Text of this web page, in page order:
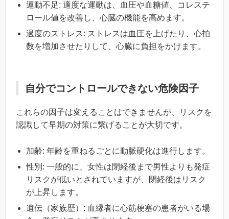
運動不足: 適度な運動は、血圧や血糖値、コレステ
ロール値を改善し、心臓の機能を高めます。
過度のストレス: ストレスは血圧を上げたり、心拍
数を増加させたりして、心臓に負担をかけます。
自分でコントロールできない危険因子
これらの因子は変えることはできませんが、リスクを
認識して早期の対策に繋げることが大切です。
加齢: 年齢を重ねるごとに動脈硬化は進行します。
性別: 一般的に、女性は閉経後まで男性よりも発症
リスクが低いとされていますが、閉経後はリスク
が上昇します。
遺伝（家族歴）: 血縁者に心筋梗塞の患者がいる場